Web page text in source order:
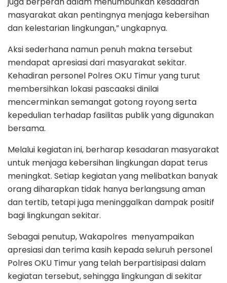
masyarakat akan pentingnya menjaga kebersihan
dan kelestarian lingkungan,” ungkapnya.
Aksi sederhana namun penuh makna tersebut
mendapat apresiasi dari masyarakat sekitar.
Kehadiran personel Polres OKU Timur yang turut
membersihkan lokasi pascaaksi dinilai
mencerminkan semangat gotong royong serta
kepedulian terhadap fasilitas publik yang digunakan
bersama.
Melalui kegiatan ini, berharap kesadaran masyarakat
untuk menjaga kebersihan lingkungan dapat terus
meningkat. Setiap kegiatan yang melibatkan banyak
orang diharapkan tidak hanya berlangsung aman
dan tertib, tetapi juga meninggalkan dampak positif
bagi lingkungan sekitar.
Sebagai penutup, Wakapolres menyampaikan
apresiasi dan terima kasih kepada seluruh personel
Polres OKU Timur yang telah berpartisipasi dalam
kegiatan tersebut, sehingga lingkungan di sekitar